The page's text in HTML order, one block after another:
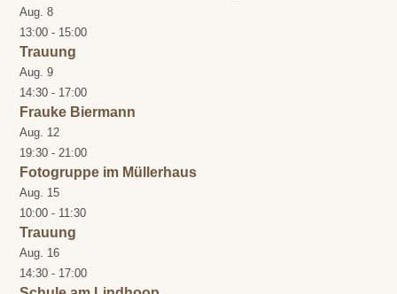
Aug.8
13:00 - 15:00
Trauung
Aug.9
14:30 - 17:00
Frauke Biermann
Aug. 12
19:30 -21:00
Fotogruppe im Müllerhaus
Aug. 15
10:00 - 11:30
Trauung
Aug. 16
14:30 - 17:00